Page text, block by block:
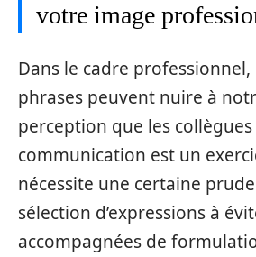
votre image
Dans le cadre
phrases peuvent nuire à
perception que les
communication est un
nécessite une certaine
sélection d’expressions à
accompagnées de